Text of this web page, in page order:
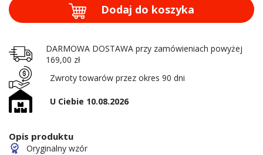
Dodaj do koszyka
DARMOWA DOSTAWA przy zamówieniach powyżej
169,00 zł
Zwroty towarów przez okres 90 dni
U Ciebie 10.08.2026
Opis produktu
Oryginalny wzór